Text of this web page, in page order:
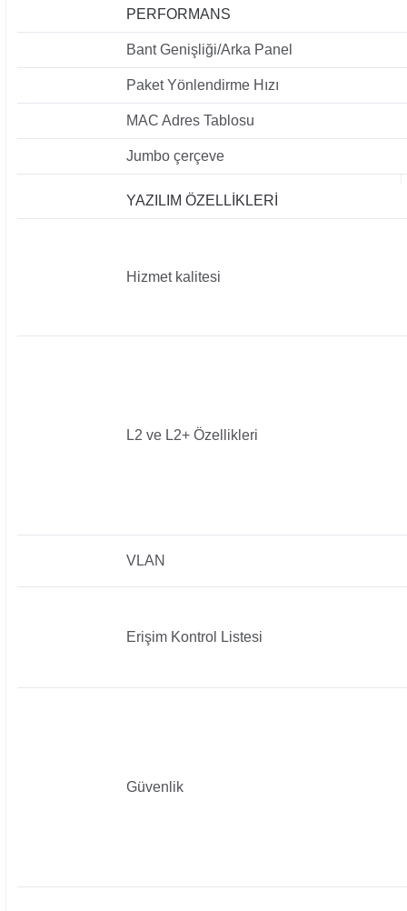
PERFORMANS
Bant Genişliği/Arka Panel
Paket Yönlendirme Hızı
MAC Adres Tablosu
Jumbo çerçeve
YAZILIM ÖZELLİKLERİ
Hizmet kalitesi
L2 ve L2+ Özellikleri
VLAN
Erişim Kontrol Listesi
Güvenlik